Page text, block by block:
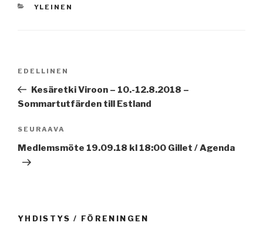
KATEGORIAT
YLEINEN
Edellinen
artikkeli
EDELLINEN
Kesäretki Viroon – 10.-12.8.2018 –
Sommartutfärden till Estland
Seuraava
artikkeli
SEURAAVA
Medlemsmöte 19.09.18 kl 18:00 Gillet / Agenda
YHDISTYS / FÖRENINGEN